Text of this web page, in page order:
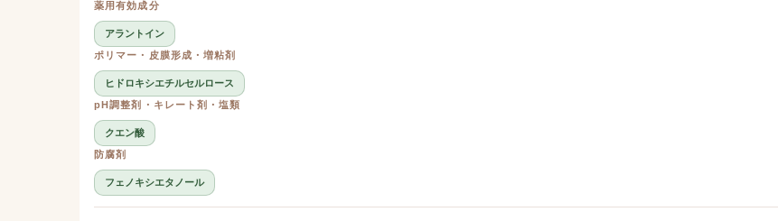
薬用有効成分
アラントイン
ポリマー・皮膜形成・増粘剤
ヒドロキシエチルセルロース
pH調整剤・キレート剤・塩類
クエン酸
防腐剤
フェノキシエタノール